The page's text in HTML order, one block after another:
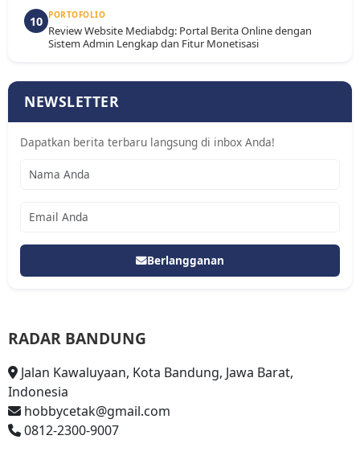
10 PORTOFOLIO
Review Website Mediabdg: Portal Berita Online dengan
Sistem Admin Lengkap dan Fitur Monetisasi
NEWSLETTER
Dapatkan berita terbaru langsung di inbox Anda!
Berlangganan
RADAR BANDUNG
Jalan Kawaluyaan, Kota Bandung, Jawa Barat,
Indonesia
hobbycetak@gmail.com
0812-2300-9007